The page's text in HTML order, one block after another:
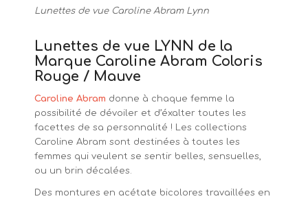
Lunettes de vue Caroline Abram Lynn
Lunettes de vue LYNN de la
Marque Caroline Abram Coloris
Rouge / Mauve
Caroline Abram donne à chaque femme la
possibilité de dévoiler et d’éxalter toutes les
facettes de sa personnalité ! Les collections
Caroline Abram sont destinées à toutes les
femmes qui veulent se sentir belles, sensuelles,
ou un brin décalées.
Des montures en acétate bicolores travaillées en